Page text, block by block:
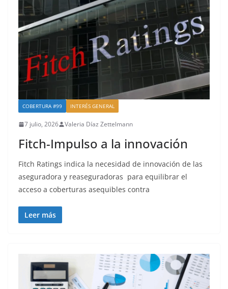
COBERTURA #99 INTERÉS GENERAL
7 julio, 2026 Valeria Díaz Zettelmann
Fitch-Impulso a la innovación
Fitch Ratings indica la necesidad de innovación de las
aseguradora y reaseguradoras para equilibrar el
acceso a coberturas asequibles contra
Leer más